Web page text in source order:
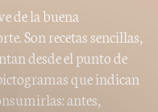
de la buena
Son recetas sencillas,
desde el punto de
que indican
antes,